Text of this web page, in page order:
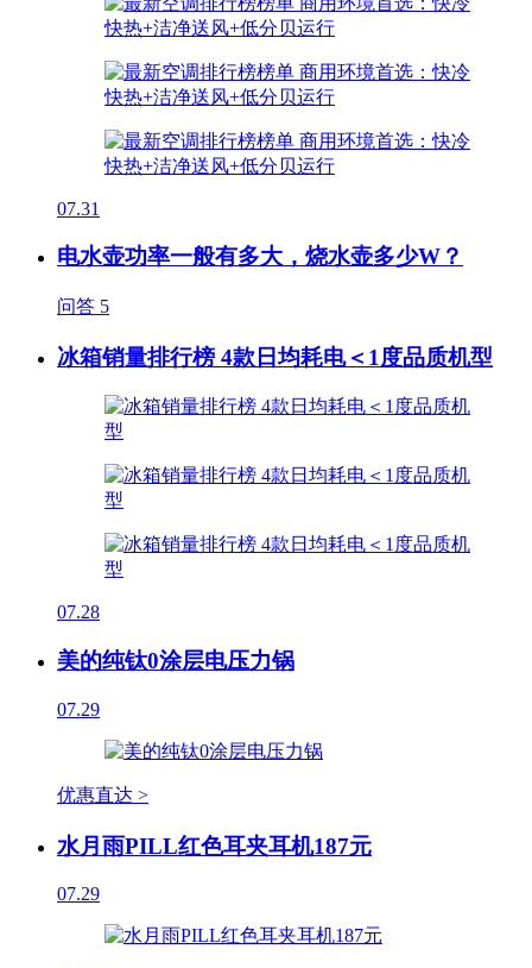
07.31
电水壶功率一般有多大，烧水壶多少W？
问答 5
冰箱销量排行榜 4款日均耗电＜1度品质机型
07.28
美的纯钛0涂层电压力锅
07.29
优惠直达 >
水月雨PILL红色耳夹耳机187元
07.29